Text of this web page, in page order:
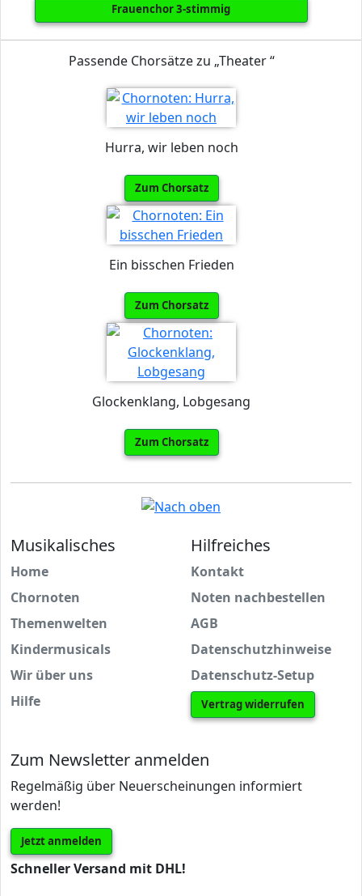
Frauenchor 3-stimmig
Passende Chorsätze zu „Theater “
Hurra, wir leben noch
Zum Chorsatz
Ein bisschen Frieden
Zum Chorsatz
Glockenklang, Lobgesang
Zum Chorsatz
Musikalisches
Home
Chornoten
Themenwelten
Kindermusicals
Wir über uns
Hilfe
Hilfreiches
Kontakt
Noten nachbestellen
AGB
Datenschutzhinweise
Datenschutz-Setup
Vertrag widerrufen
Zum Newsletter anmelden
Regelmäßig über Neuerscheinungen informiert
werden!
Jetzt anmelden
Schneller Versand mit DHL!